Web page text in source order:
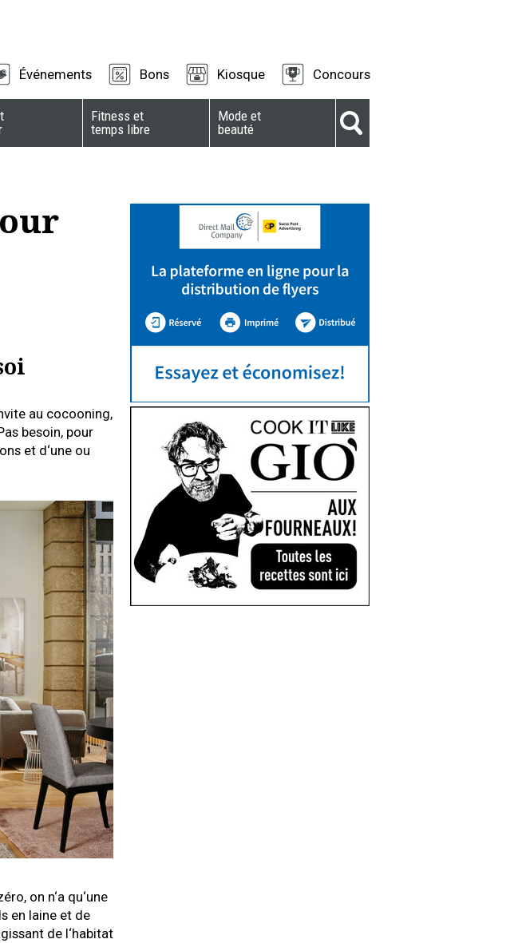
Événements Bons Kiosque Concours
Fitness et
temps libre
Mode et
beauté
au cocooning,
besoin, pour
et d‘une ou
on n‘a qu‘une
en laine et de
de l‘habitat